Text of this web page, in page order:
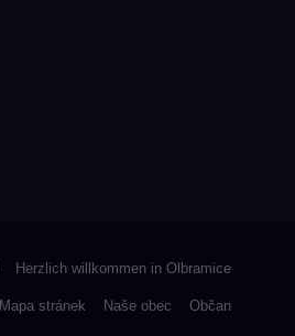
Herzlich willkommen in Olbramice
Mapa stránek Naše obec Občan